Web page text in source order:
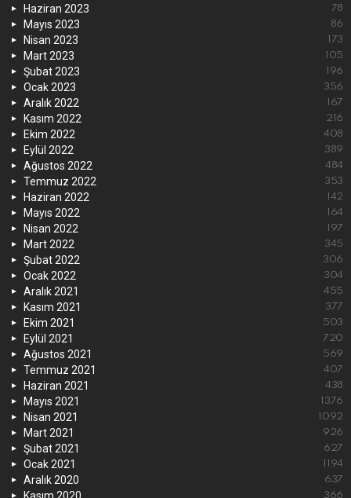
Haziran 2023 78
Mayıs 2023 86
Nisan 2023 173
Mart 2023 105
Şubat 2023 196
Ocak 2023 356
Aralık 2022 167
Kasım 2022 216
Ekim 2022 408
Eylül 2022 389
Ağustos 2022 484
Temmuz 2022 353
Haziran 2022 142
Mayıs 2022 164
Nisan 2022 197
Mart 2022 345
Şubat 2022 306
Ocak 2022 304
Aralık 2021 455
Kasım 2021 377
Ekim 2021 503
Eylül 2021 720
Ağustos 2021 569
Temmuz 2021 407
Haziran 2021 438
Mayıs 2021 1376
Nisan 2021 1092
Mart 2021 926
Şubat 2021 627
Ocak 2021 1194
Aralık 2020 637
Kasım 2020 366